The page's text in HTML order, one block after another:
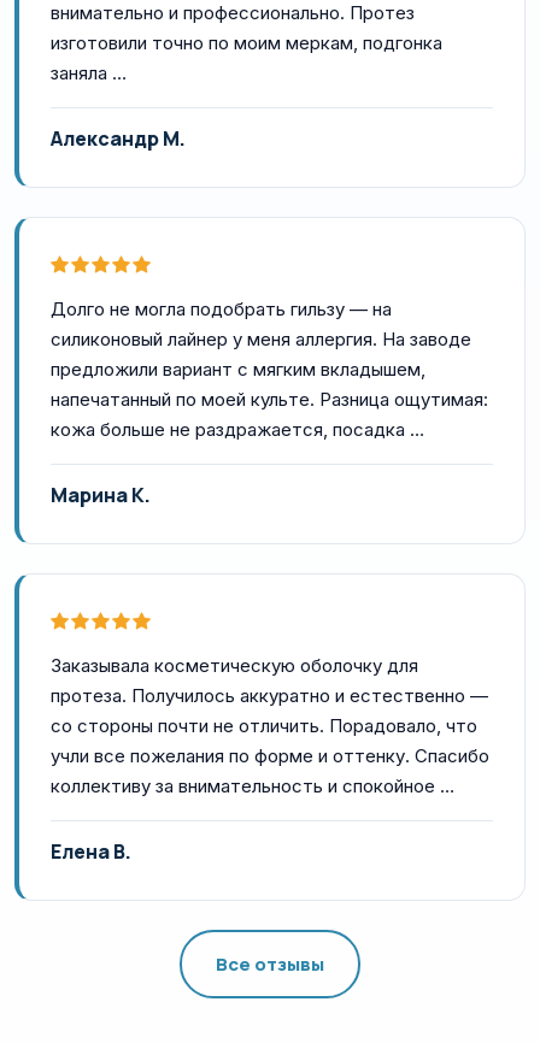
внимательно и профессионально. Протез
изготовили точно по моим меркам, подгонка
заняла …
Александр М.
Долго не могла подобрать гильзу — на
силиконовый лайнер у меня аллергия. На заводе
предложили вариант с мягким вкладышем,
напечатанный по моей культе. Разница ощутимая:
кожа больше не раздражается, посадка …
Марина К.
Заказывала косметическую оболочку для
протеза. Получилось аккуратно и естественно —
со стороны почти не отличить. Порадовало, что
учли все пожелания по форме и оттенку. Спасибо
коллективу за внимательность и спокойное …
Елена В.
Все отзывы